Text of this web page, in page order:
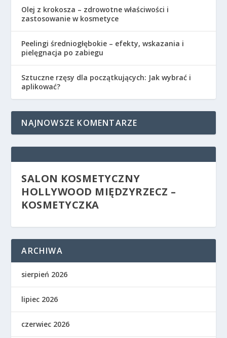
Olej z krokosza – zdrowotne właściwości i
zastosowanie w kosmetyce
Peelingi średniogłębokie – efekty, wskazania i
pielęgnacja po zabiegu
Sztuczne rzęsy dla początkujących: Jak wybrać i
aplikować?
NAJNOWSZE KOMENTARZE
SALON KOSMETYCZNY
HOLLYWOOD MIĘDZYRZECZ –
KOSMETYCZKA
ARCHIWA
sierpień 2026
lipiec 2026
czerwiec 2026